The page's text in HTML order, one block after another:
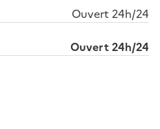
Ouvert 24h/24
Ouvert 24h/24